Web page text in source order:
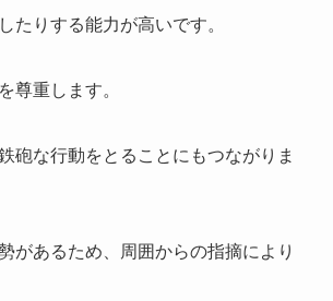
たりする能力が高いです。
尊重します。
砲な行動をとることにもつながりま
があるため、周囲からの指摘により